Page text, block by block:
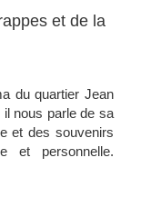
et de la
du quartier Jean
nous parle de sa
et des souvenirs
et personnelle.